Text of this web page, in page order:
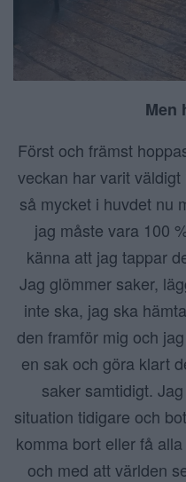
Men
Först och främst
veckan har varit
så mycket i huvdet nu
jag måste vara 100
känna att jag tappar
Jag glömmer saker,
inte ska, jag ska
den framför mig och
en sak och göra klart
saker samtidigt.
situation tidigare och
komma bort eller få
och med att världen